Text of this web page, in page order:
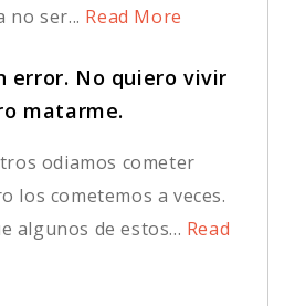
no ser... Read More
error. No quiero vivir
matarme.
odiamos cometer
los cometemos a veces.
algunos de estos... Read